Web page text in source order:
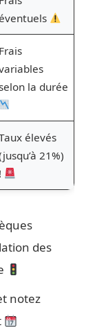
éventuels
Frais
la durée
élevés
21%)
!
des
notez